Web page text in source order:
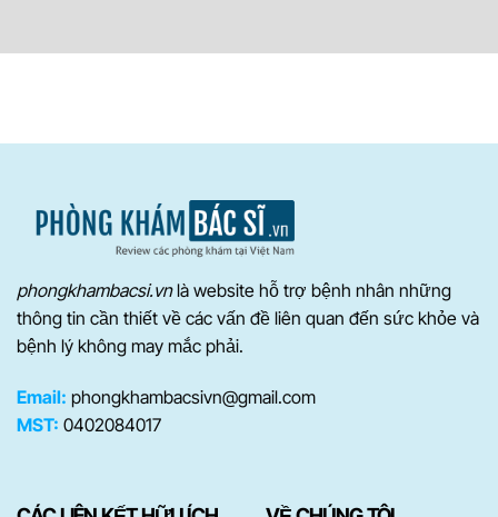
phongkhambacsi.vnlà website hỗ trợ bệnh nhân những
thông tin cần thiết về các vấn đề liên quan đến sức khỏe và
bệnh lý không may mắc phải.
Email: phongkhambacsivn@gmail.com
MST: 0402084017